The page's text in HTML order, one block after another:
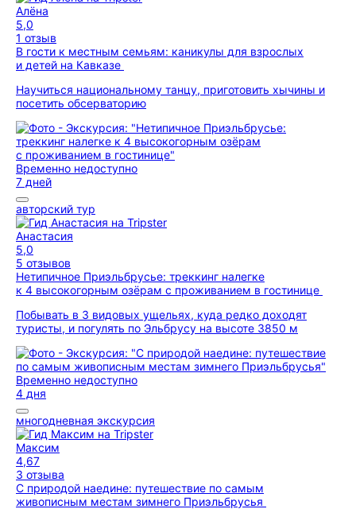
Алёна
5,0
1 отзыв
В гости к местным семьям: каникулы для взрослых
и детей на Кавказе
Научиться национальному танцу, приготовить хычины и
посетить обсерваторию
Временно недоступно
7 дней
авторский тур
Анастасия
5,0
5 отзывов
Нетипичное Приэльбрусье: треккинг налегке
к 4 высокогорным озёрам с проживанием в гостинице
Побывать в 3 видовых ущельях, куда редко доходят
туристы, и погулять по Эльбрусу на высоте 3850 м
Временно недоступно
4 дня
многодневная экскурсия
Максим
4,67
3 отзыва
С природой наедине: путешествие по самым
живописным местам зимнего Приэльбрусья